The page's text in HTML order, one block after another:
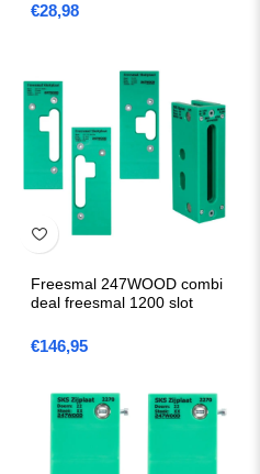
€28,98
Freesmal 247WOOD combi
deal freesmal 1200 slot
€146,95